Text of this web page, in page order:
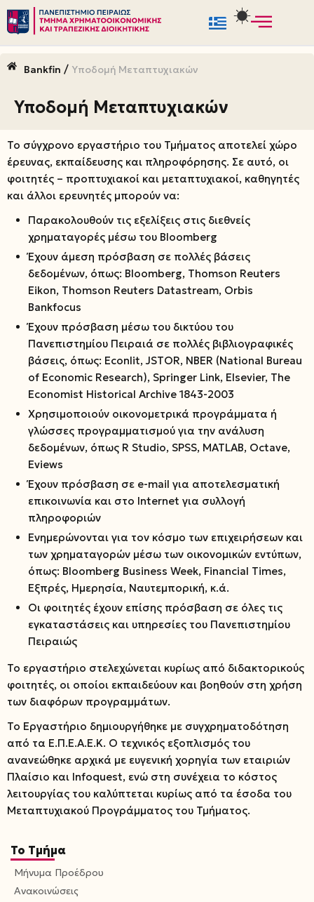
Μεταπηδήστε
περιεχόμενο
Bankfin / Υποδομή Μεταπτυχιακών
Υποδομή Μεταπτυχιακών
Το σύγχρονο εργαστήριο του Τμήματος αποτελεί χώρο
έρευνας, εκπαίδευσης και πληροφόρησης. Σε αυτό, οι
φοιτητές – προπτυχιακοί και μεταπτυχιακοί, καθηγητές
και άλλοι ερευνητές μπορούν να:
Παρακολουθούν τις εξελίξεις στις διεθνείς
χρηματαγορές μέσω του Bloomberg
Έχουν άμεση πρόσβαση σε πολλές βάσεις
δεδομένων, όπως: Bloomberg, Thomson Reuters
Eikon, Thomson Reuters Datastream, Orbis
Bankfocus
Έχουν πρόσβαση μέσω του δικτύου του
Πανεπιστημίου Πειραιά σε πολλές βιβλιογραφικές
βάσεις, όπως: Econlit, JSTOR, NBER (National Bureau
of Economic Research), Springer Link, Elsevier, The
Economist Historical Archive 1843-2003
Χρησιμοποιούν οικονομετρικά προγράμματα ή
γλώσσες προγραμματισμού για την ανάλυση
δεδομένων, όπως R Studio, SPSS, MATLAB, Octave,
Eviews
Έχουν πρόσβαση σε e-mail για αποτελεσματική
επικοινωνία και στο Internet για συλλογή
πληροφοριών
Ενημερώνονται για τον κόσμο των επιχειρήσεων και
των χρηματαγορών μέσω των οικονομικών εντύπων,
όπως: Bloomberg Business Week, Financial Times,
Εξπρές, Ημερησία, Ναυτεμπορική, κ.ά.
Οι φοιτητές έχουν επίσης πρόσβαση σε όλες τις
εγκαταστάσεις και υπηρεσίες του Πανεπιστημίου
Πειραιώς
Το εργαστήριο στελεχώνεται κυρίως από διδακτορικούς
φοιτητές, οι οποίοι εκπαιδεύουν και βοηθούν στη χρήση
των διαφόρων προγραμμάτων.
Το Εργαστήριο δημιουργήθηκε με συγχρηματοδότηση
από τα Ε.Π.Ε.Α.Ε.Κ. Ο τεχνικός εξοπλισμός του
ανανεώθηκε αρχικά με ευγενική χορηγία των εταιριών
Πλαίσιο και Infoquest, ενώ στη συνέχεια το κόστος
λειτουργίας του καλύπτεται κυρίως από τα έσοδα του
Μεταπτυχιακού Προγράμματος του Τμήματος.
Το Τμήμα
Μήνυμα Προέδρου
Ανακοινώσεις